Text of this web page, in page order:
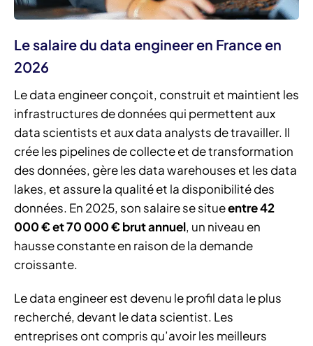
Le salaire du data engineer en France en
2026
Le data engineer conçoit, construit et maintient les
infrastructures de données qui permettent aux
data scientists et aux data analysts de travailler. Il
crée les pipelines de collecte et de transformation
des données, gère les data warehouses et les data
lakes, et assure la qualité et la disponibilité des
données. En 2025, son salaire se situeentre 42
000 € et 70 000 € brut annuel, un niveau en
hausse constante en raison de la demande
croissante.
Le data engineer est devenu le profil data le plus
recherché, devant le data scientist. Les
entreprises ont compris qu’avoir les meilleurs